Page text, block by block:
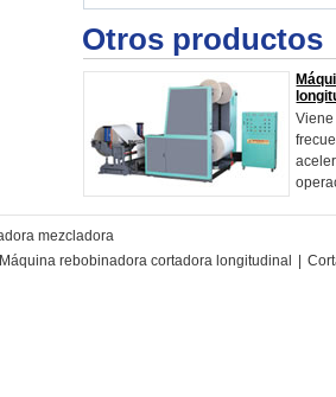
Otros productos
mezcladora
Máquina rebobinadora cortadora longitudinal